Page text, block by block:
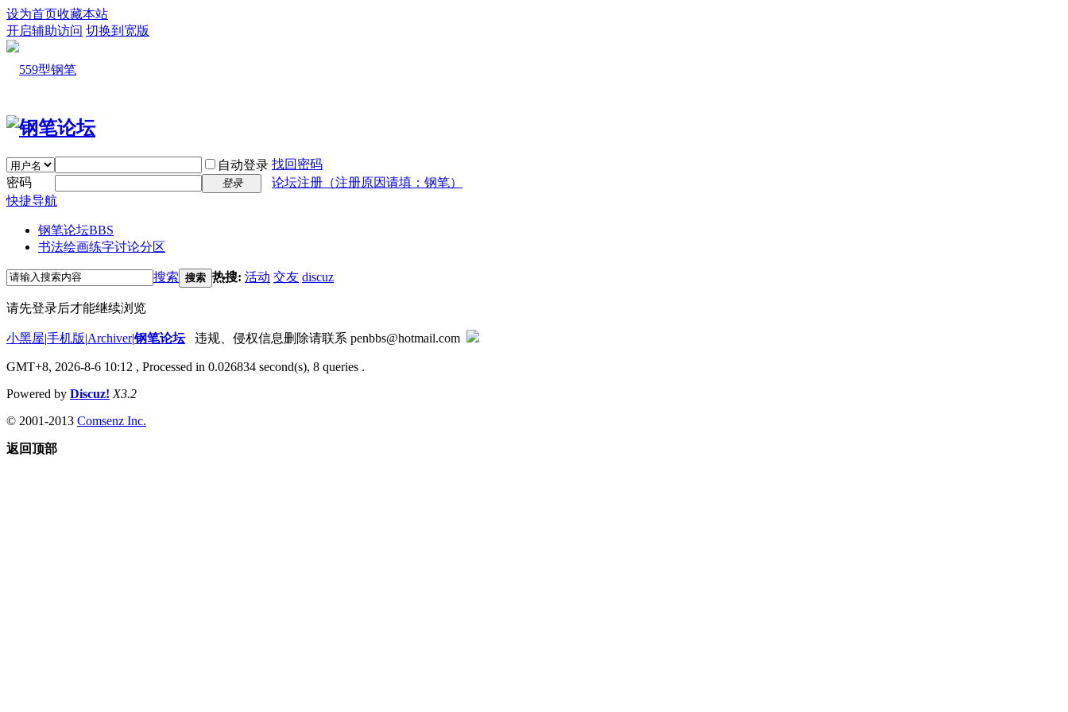
设为首页收藏本站
开启辅助访问 切换到宽版
自动登录 找回密码
密码
登录
论坛注册（注册原因请填：钢笔）
快捷导航
钢笔论坛BBS
书法绘画练字讨论分区
搜索 搜索 热搜: 活动 交友 discuz
请先登录后才能继续浏览
小黑屋|手机版|Archiver|钢笔论坛 违规、侵权信息删除请联系 penbbs@hotmail.com
GMT+8, 2026-8-6 10:12 , Processed in 0.026834 second(s), 8 queries .
Powered by Discuz! X3.2
© 2001-2013 Comsenz Inc.
返回顶部